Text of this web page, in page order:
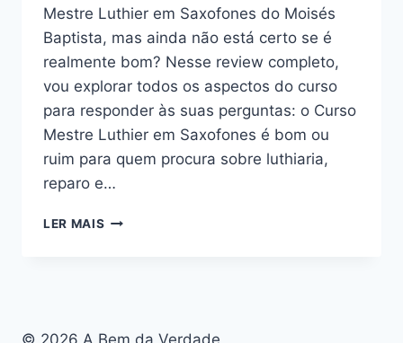
Mestre Luthier em Saxofones do Moisés
Baptista, mas ainda não está certo se é
realmente bom? Nesse review completo,
vou explorar todos os aspectos do curso
para responder às suas perguntas: o Curso
Mestre Luthier em Saxofones é bom ou
ruim para quem procura sobre luthiaria,
reparo e…
LER MAIS CURSO
BOM